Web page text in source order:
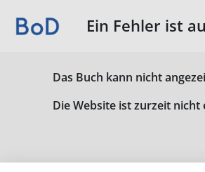
Ein Fehler ist
Das Buch kann nicht
Die Website ist zurzeit nicht